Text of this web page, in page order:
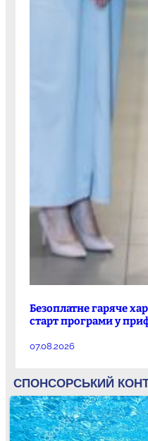
Безоплатне гаряче
старт програми у
07.08.2026